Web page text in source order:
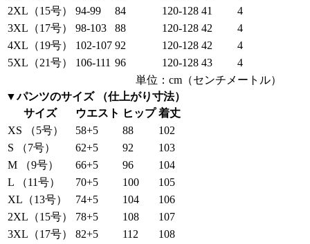
2XL（15号）
94-99 84 120-128 41
4
3XL（17号）
98-103 88 120-128 42
4
4XL（19号）
102-107 92 120-128 42
4
5XL（21号）
106-111 96 120-128 43
4
単位：cm（センチメートル）
▼パンツのサイズ （仕上がり寸法）
サイズ
ウエスト ヒップ 着丈
XS （5号）
58+5 88
102
S （7号）
62+5 92
103
M （9号）
66+5 96
104
L （11号）
70+5 100
105
XL（13号）
74+5 104
106
2XL（15号）
78+5 108
107
3XL（17号）
82+5 112
108